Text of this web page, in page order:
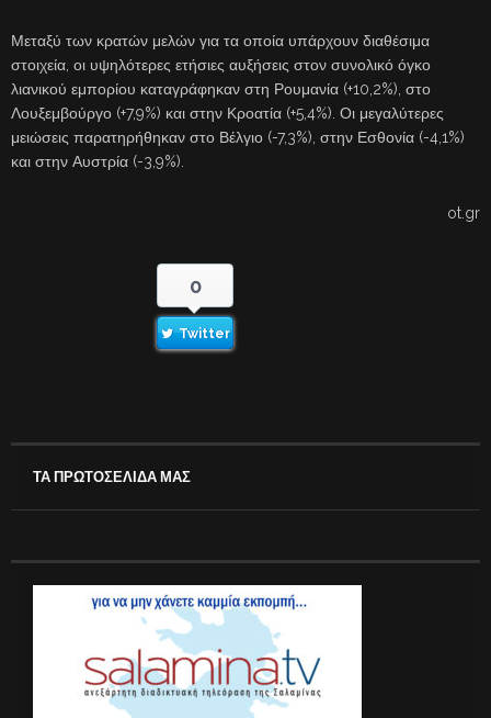
Μεταξύ των κρατών μελών για τα οποία υπάρχουν διαθέσιμα
στοιχεία, οι υψηλότερες ετήσιες αυξήσεις στον συνολικό όγκο
λιανικού εμπορίου καταγράφηκαν στη Ρουμανία (+10,2%), στο
Λουξεμβούργο (+7,9%) και στην Κροατία (+5,4%). Οι μεγαλύτερες
μειώσεις παρατηρήθηκαν στο Βέλγιο (-7,3%), στην Εσθονία (-4,1%)
και στην Αυστρία (-3,9%).
ot.gr
0
Twitter
ΤΑ ΠΡΩΤΟΣΕΛΙΔΑ ΜΑΣ